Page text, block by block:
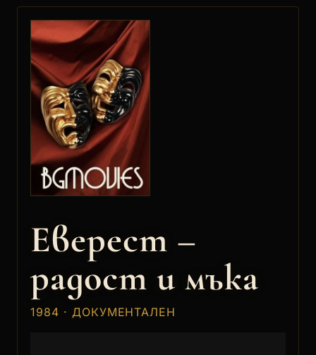
Еверест –
радост и мъка
1984 · ДОКУМЕНТАЛЕН